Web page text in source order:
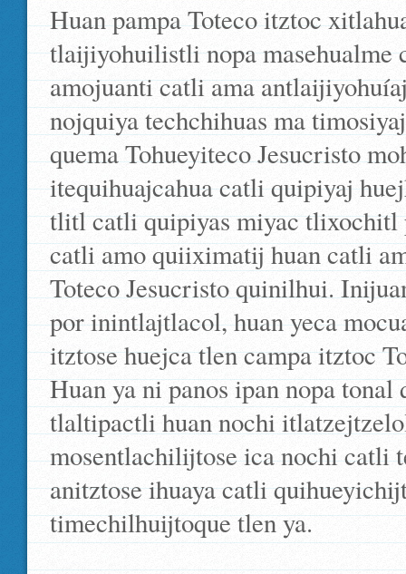
Huan pampa Toteco itztoc
tlaijiyohuilistli nopa
amojuanti catli ama
nojquiya techchihuas ma
quema Tohueyiteco Jesucristo
itequihuajcahua catli quipiyaj
tlitl catli quipiyas miyac tlixochitl
catli amo quiiximatij huan catli
Toteco Jesucristo quinilhui.
por inintlajtlacol, huan yeca
itztose huejca tlen campa itztoc
Huan ya ni panos ipan nopa tonal
tlaltipactli huan nochi
mosentlachilijtose ica nochi catli
anitztose ihuaya catli
timechilhuijtoque tlen ya.